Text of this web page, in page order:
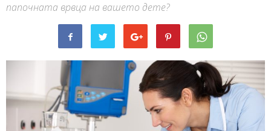
папочната врвца на вашето дете?